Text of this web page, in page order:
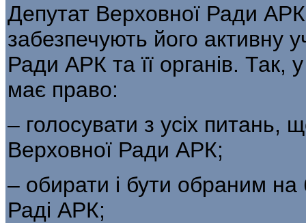
Депутат Верховної Ради
забезпечують його активну
Ради АРК та її органів. Так,
має право:
– голосувати з усіх питань,
Верховної Ради АРК;
– обирати і бути обраним на
Раді АРК;